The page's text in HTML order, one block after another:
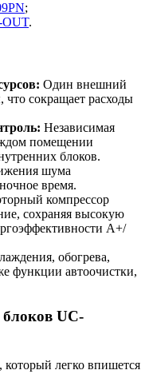
;
.
Один внешний
что сокращает расходы
Независимая
помещении
блоков.
шума
время.
компрессор
сохраняя высокую
А+/
обогрева,
функции автоочистки,
UC-
легко впишется